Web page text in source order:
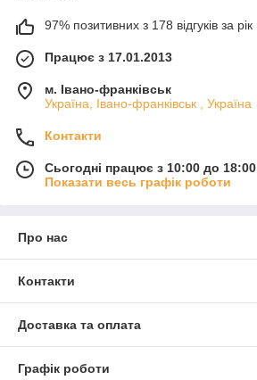
97% позитивних з 178 відгуків за рік
Працює з 17.01.2013
м. Івано-франківськ
Україна, Івано-франківськ , Україна
Контакти
Сьогодні працює з 10:00 до 18:00
Показати весь графік роботи
Про нас
Контакти
Доставка та оплата
Графік роботи